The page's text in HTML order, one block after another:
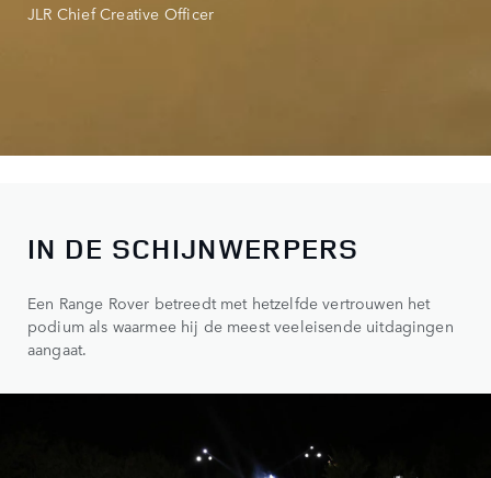
JLR Chief Creative Officer
IN DE SCHIJNWERPERS
Een Range Rover betreedt met hetzelfde vertrouwen het
podium als waarmee hij de meest veeleisende uitdagingen
aangaat.